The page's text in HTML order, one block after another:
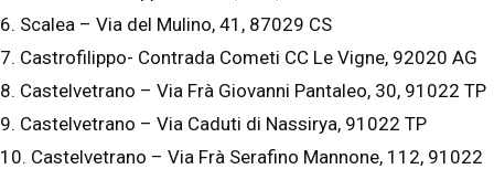
6. Scalea – Via del Mulino, 41, 87029 CS
7. Castrofilippo- Contrada Cometi CC Le Vigne, 92020 AG
8. Castelvetrano – Via Frà Giovanni Pantaleo, 30, 91022 TP
9. Castelvetrano – Via Caduti di Nassirya, 91022 TP
10. Castelvetrano – Via Frà Serafino Mannone, 112, 91022